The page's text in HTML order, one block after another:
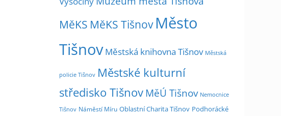
cMěKS MěKS Tišnov Město
Tišnov Městská knihovna Tišnov Městská
policie Tišnov Městské kulturní
středisko Tišnov MěÚ Tišnov Nemocnice
Tišnov Náměstí Míru Oblastní Charita Tišnov Podhorácké